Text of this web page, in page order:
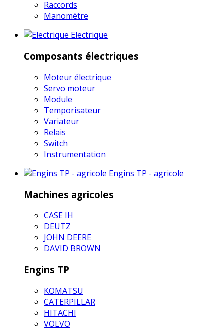
Raccords
Manomètre
Electrique
Composants électriques
Moteur électrique
Servo moteur
Module
Temporisateur
Variateur
Relais
Switch
Instrumentation
Engins TP - agricole
Machines agricoles
CASE IH
DEUTZ
JOHN DEERE
DAVID BROWN
Engins TP
KOMATSU
CATERPILLAR
HITACHI
VOLVO